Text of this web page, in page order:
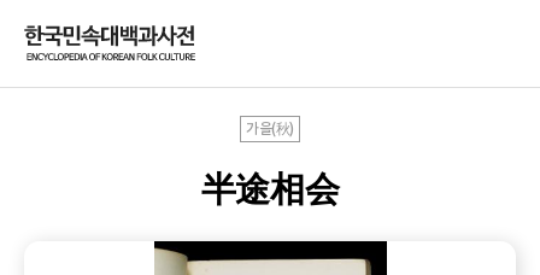
가을(秋)
半途相会